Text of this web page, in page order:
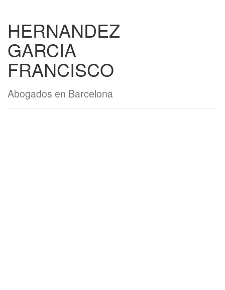
HERNANDEZ
GARCIA
FRANCISCO
Abogados en Barcelona